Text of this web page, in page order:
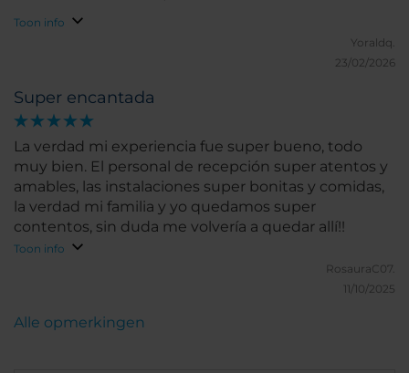
Toon info
Yoraldq.
23/02/2026
Super encantada
La verdad mi experiencia fue super bueno, todo
muy bien. El personal de recepción super atentos y
amables, las instalaciones super bonitas y comidas,
la verdad mi familia y yo quedamos super
contentos, sin duda me volvería a quedar allí!!
Toon info
RosauraC07.
11/10/2025
Alle opmerkingen